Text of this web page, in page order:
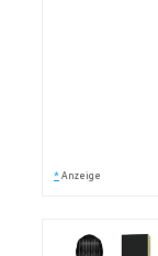
* Anzeige